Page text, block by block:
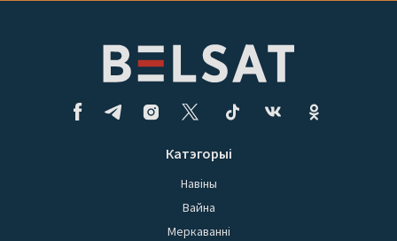
Катэгорыі
Навіны
Вайна
Меркаванні